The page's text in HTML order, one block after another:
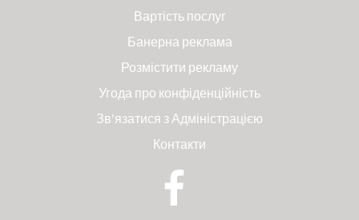
Вартість послуг
Банерна реклама
Розмістити рекламу
Угода про конфіденційність
Зв'язатися з Адміністрацією
Контакти